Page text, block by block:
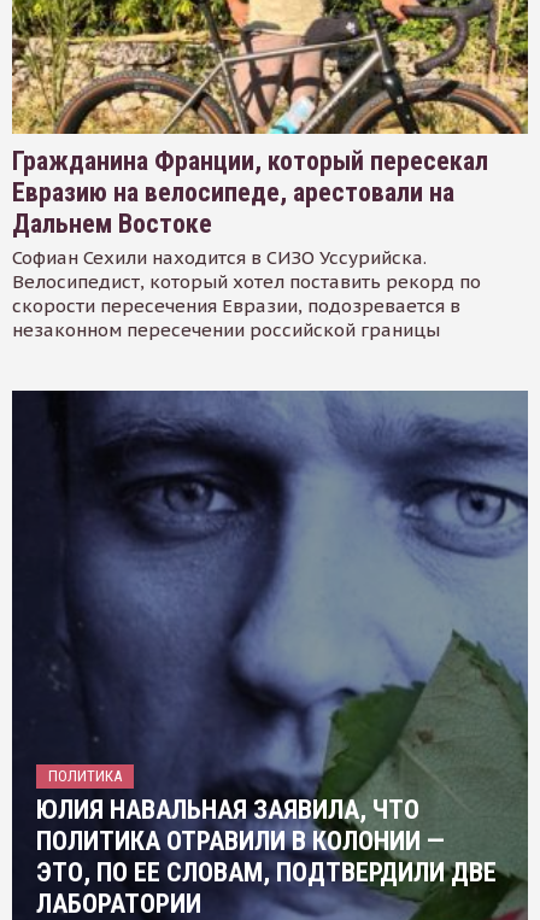
Гражданина Франции, который пересекал
Евразию на велосипеде, арестовали на
Дальнем Востоке
Софиан Сехили находится в СИЗО Уссурийска.
Велосипедист, который хотел поставить рекорд по
скорости пересечения Евразии, подозревается в
незаконном пересечении российской границы
ПОЛИТИКА
ЮЛИЯ НАВАЛЬНАЯ ЗАЯВИЛА, ЧТО
ПОЛИТИКА ОТРАВИЛИ В КОЛОНИИ —
ЭТО, ПО ЕЕ СЛОВАМ, ПОДТВЕРДИЛИ ДВЕ
ЛАБОРАТОРИИ